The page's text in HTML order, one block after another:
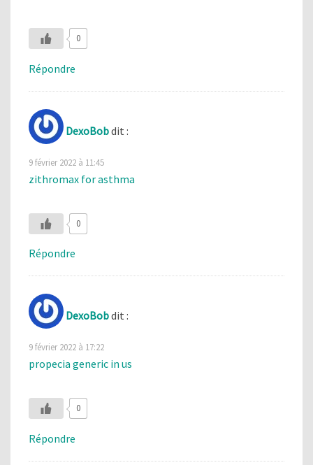
0
Répondre
DexoBobdit :
9 février 2022 à 11:45
zithromax for asthma
0
Répondre
DexoBobdit :
9 février 2022 à 17:22
propecia generic in us
0
Répondre